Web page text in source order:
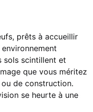
prêts à accueillir
sols scintillent et
que vous méritez
de construction.
se heurte à une